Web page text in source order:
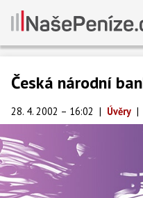
Česká národní
28. 4. 2002 – 16:02 | Úvěry |